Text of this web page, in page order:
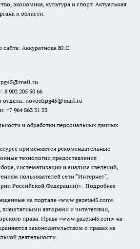
экономика, культура и спорт. Актуальная
и области.
сайта: Аккуратнова Ю.С.
902 205 50 66
отдела: novostipg45@mail.ru
+7 964 863 31 33
и обработки персональных данных
применяются рекомендательные
технологии предоставления
систематизации и анализа сведений,
пользователей сети "Интернет",
Российской Федерации)». Подробнее
на портале «www.gazeta45.com»
внештатными авторами и читателями,
права. Права «www.gazeta45.com» на
законодательством о правах на
деятельности.